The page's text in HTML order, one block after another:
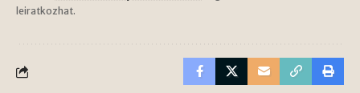
leiratkozhat.